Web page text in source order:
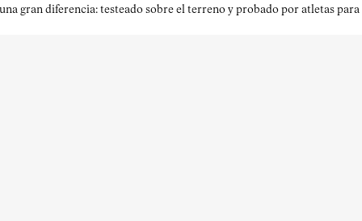
gran diferencia: testeado sobre el terreno y probado por atletas para